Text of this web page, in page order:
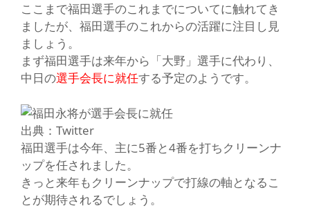
こ こまで福田選手のこれまでについてに触れてき
ましたが、福田選手のこれからの活躍に注目し見
ましょう。
まず福田選手は来年から 「大野」 選手に代わり、
中日の選手会長に就任する予定のようです。
出典：Twitter
福田選手は今年、主に5番と4番を打ちクリーンナ
ップを任されました。
きっと来年もクリーンナップで打線の軸となるこ
とが期待されるでしょう。